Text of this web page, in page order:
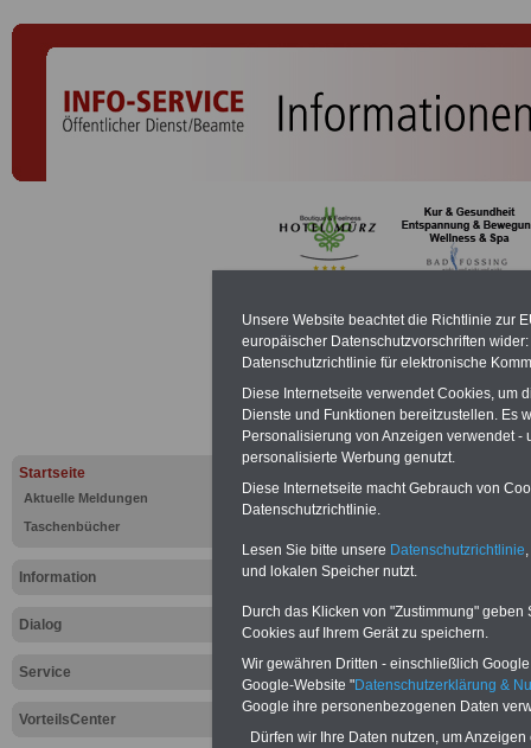
Startseite
Aktuelle Meldungen
Taschenbücher
Information
Dialog
Service
VorteilsCenter
PDF-SERVICE:Zehn
Beamte zum Komplettpreis von 15
geeignet.
Sie können Sie zehn
und ausdrucken:Wissenswertes
Beihilfe sowieNebentätigkeitsrecht
öffentlichen Dienst>>>mehr
ACHTUNG Nachzahlung für alle
Teilweise 5-stellige Nachzahlungen
Post, Telekom und Postbank)
Hier die
abschließen!
Unsere Website beachtet die Richtlinie zur
europäischer Datenschutzvorschriften
Datenschutzrichtlinie für elektronische
Diese Internetseite verwendet Cookies, um
Dienste und Funktionen bereitzustellen. Es
Personalisierung von Anzeigen verwendet
personalisierte Werbung genutzt.
Diese Internetseite macht Gebrauch von
Datenschutzrichtlinie.
Lesen Sie bitte unsere Datenschutzrichtlinie
und lokalen Speicher nutzt.
Durch das Klicken von "Zustimmung"
Cookies auf Ihrem Gerät zu speichern.
Wir gewähren Dritten - einschließlich
Google-Website "Datenschutzerklärung &
Google ihre personenbezogenen Daten
Dürfen wir Ihre Daten nutzen, um